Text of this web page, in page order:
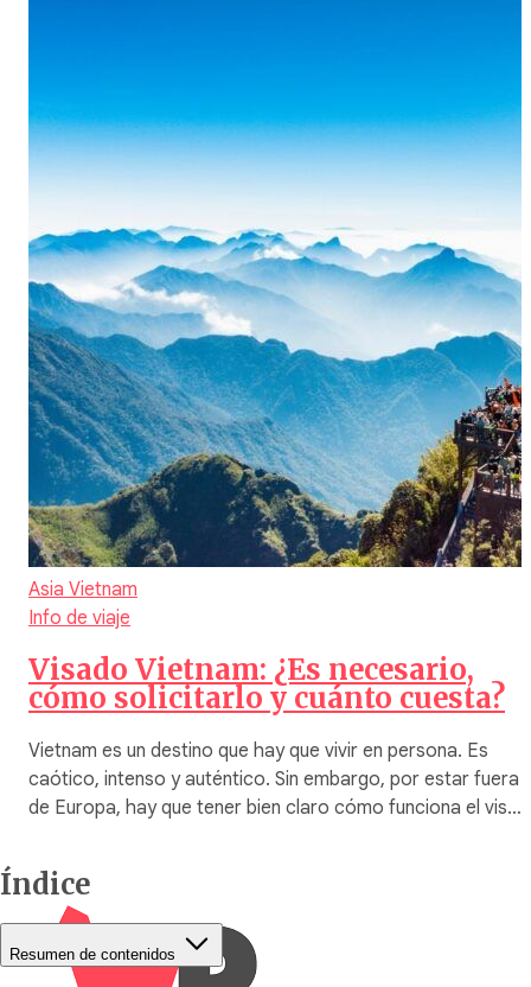
Índice
Resumen de contenidos
Asia Vietnam
Info de viaje
Visado Vietnam: ¿Es necesario,
cómo solicitarlo y cuánto cuesta?
Vietnam es un destino que hay que vivir en persona. Es
caótico, intenso y auténtico. Sin embargo, por estar fuera
de Europa, hay que tener bien claro cómo funciona el vis…